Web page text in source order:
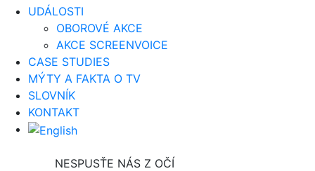
UDÁLOSTI
OBOROVÉ AKCE
AKCE SCREENVOICE
CASE STUDIES
MÝTY A FAKTA O TV
SLOVNÍK
KONTAKT
NESPUSŤE NÁS Z OČÍ